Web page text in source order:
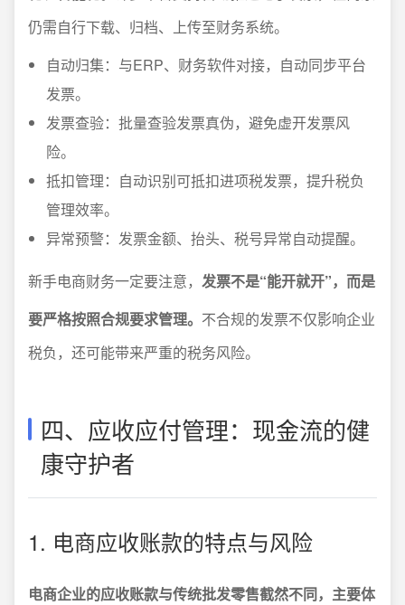
仍需自行下载、归档、上传至财务系统。
自动归集：与ERP、财务软件对接，自动同步平台
发票。
发票查验：批量查验发票真伪，避免虚开发票风
险。
抵扣管理：自动识别可抵扣进项税发票，提升税负
管理效率。
异常预警：发票金额、抬头、税号异常自动提醒。
新手电商财务一定要注意， 发票不是“能开就开”，而是
要严格按照合规要求管理。 不合规的发票不仅影响企业
税负，还可能带来严重的税务风险。
四、应收应付管理：现金流的健
康守护者
1. 电商应收账款的特点与风险
电商企业的应收账款与传统批发零售截然不同，主要体